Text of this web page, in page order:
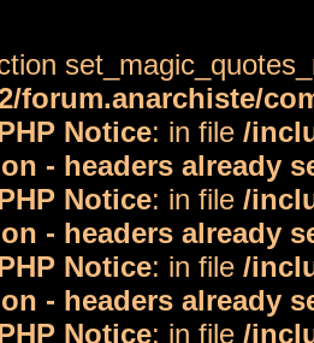
forum.anarchiste/
Notice: in file /
- headers already
Notice: in file /
- headers already
Notice: in file /
- headers already
Notice: in file /